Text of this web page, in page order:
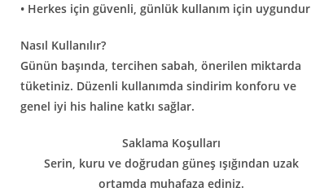
• Herkes için güvenli, günlük kullanım için uygundur
Nasıl Kullanılır?
Günün başında, tercihen sabah, önerilen miktarda
tüketiniz. Düzenli kullanımda sindirim konforu ve
genel iyi his haline katkı sağlar.
Saklama Koşulları
Serin, kuru ve doğrudan güneş ışığından uzak
ortamda muhafaza ediniz.